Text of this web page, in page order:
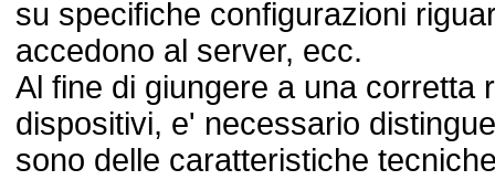
su specifiche configurazioni
accedono al server, ecc.
Al fine di giungere a una corretta
dispositivi, e' necessario
sono delle caratteristiche